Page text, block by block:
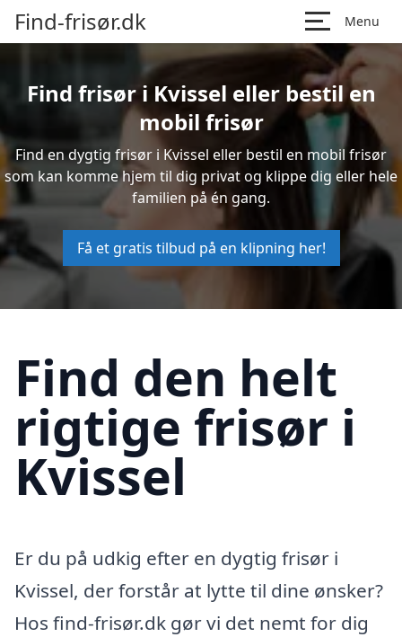
Find-frisør.dk Menu
Find frisør i Kvissel eller bestil en
mobil frisør
Find en dygtig frisør i Kvissel eller bestil en mobil frisør
som kan komme hjem til dig privat og klippe dig eller hele
familien på én gang.
Få et gratis tilbud på en klipning her!
Find den helt
rigtige frisør i
Kvissel
Er du på udkig efter en dygtig frisør i
Kvissel, der forstår at lytte til dine ønsker?
Hos find-frisør.dk gør vi det nemt for dig